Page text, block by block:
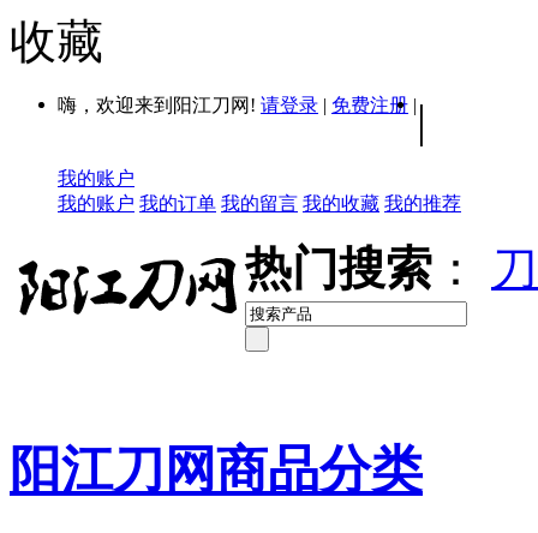
收藏
嗨，欢迎来到阳江刀网! 请登录 | 免费注册 | |
我的账户
我的账户 我的订单 我的留言 我的收藏 我的推荐
热门搜索 ：
阳江刀网商品分类